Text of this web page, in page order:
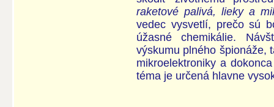
raketové palivá, lieky a
vedec vysvetlí, prečo sú
úžasné chemikálie.
výskumu plného špionáže,
mikroelektroniky a
téma je určená hlavne